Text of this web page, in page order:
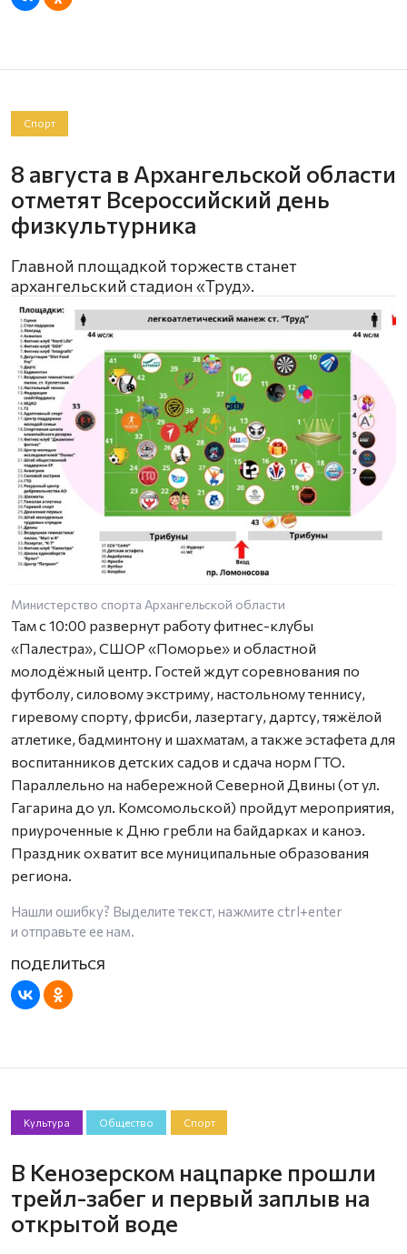
Спорт
8 августа в Архангельской области
отметят Всероссийский день
физкультурника
Главной площадкой торжеств станет
архангельский стадион «Труд».
Министерство спорта Архангельской области
Там с 10:00 развернут работу фитнес-клубы
«Палестра», СШОР «Поморье» и областной
молодёжный центр. Гостей ждут соревнования по
футболу, силовому экстриму, настольному теннису,
гиревому спорту, фрисби, лазертагу, дартсу, тяжёлой
атлетике, бадминтону и шахматам, а также эстафета для
воспитанников детских садов и сдача норм ГТО.
Параллельно на набережной Северной Двины (от ул.
Гагарина до ул. Комсомольской) пройдут мероприятия,
приуроченные к Дню гребли на байдарках и каноэ.
Праздник охватит все муниципальные образования
региона.
Нашли ошибку? Выделите текст, нажмите ctrl+enter
и отправьте ее нам.
Культура Общество Спорт
В Кенозерском нацпарке прошли
трейл-забег и первый заплыв на
открытой воде